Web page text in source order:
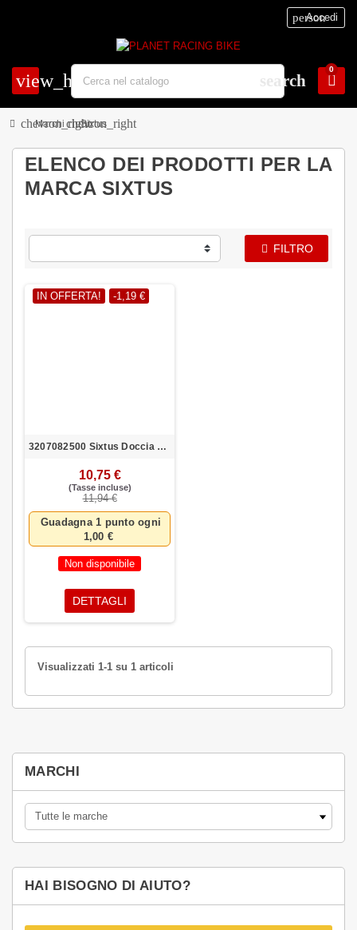
view_headline search
person
Accedi
0
chevron_right
Marchi chevron_right
Sixtus
MARCHI
HAI BISOGNO DI AIUTO?
ELENCO DEI PRODOTTI PER LA
MARCA SIXTUS
FILTRO
IN OFFERTA! -1,19 €
3207082500 Sixtus Doccia Gel Sixtus Sport 500 ml
10,75 €
(Tasse incluse)
11,94 €
Guadagna 1 punto ogni
1,00 €
Non disponibile
DETTAGLI
Visualizzati 1-1 su 1 articoli